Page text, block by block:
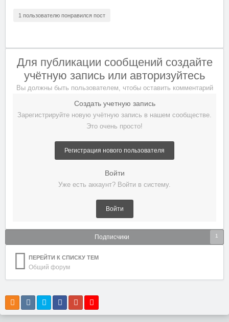
1 пользователю понравился пост
Для публикации сообщений создайте
учётную запись или авторизуйтесь
Вы должны быть пользователем, чтобы оставить комментарий
Создать учетную запись
Зарегистрируйте новую учётную запись в нашем сообществе.
Это очень просто!
Регистрация нового пользователя
Войти
Уже есть аккаунт? Войти в систему.
Войти
Подписчики 1
ПЕРЕЙТИ К СПИСКУ ТЕМ
Общий форум